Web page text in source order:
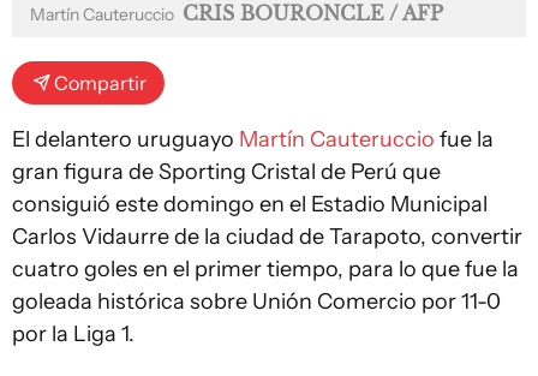
Martín Cauteruccio CRIS BOURONCLE / AFP
Compartir
El delantero uruguayo Martín Cauteruccio fue la
gran figura de Sporting Cristal de Perú que
consiguió este domingo en el Estadio Municipal
Carlos Vidaurre de la ciudad de Tarapoto, convertir
cuatro goles en el primer tiempo, para lo que fue la
goleada histórica sobre Unión Comercio por 11-0
por la Liga 1.